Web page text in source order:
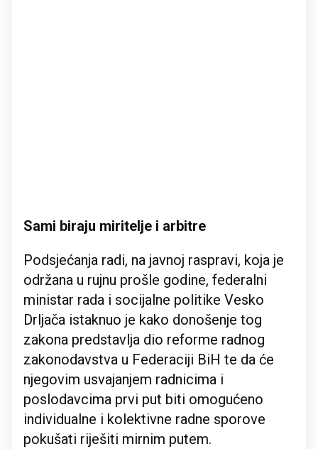
Sami biraju miritelje i arbitre
Podsjećanja radi, na javnoj raspravi, koja je
održana u rujnu prošle godine, federalni
ministar rada i socijalne politike Vesko
Drljača istaknuo je kako donošenje tog
zakona predstavlja dio reforme radnog
zakonodavstva u Federaciji BiH te da će
njegovim usvajanjem radnicima i
poslodavcima prvi put biti omogućeno
individualne i kolektivne radne sporove
pokušati riješiti mirnim putem.